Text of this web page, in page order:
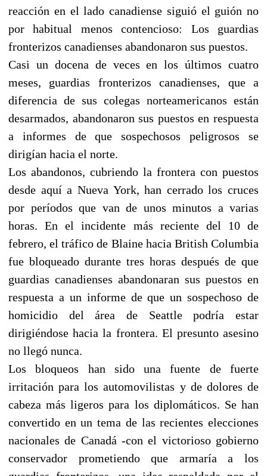
reacción en el lado canadiense siguió el guión no
por habitual menos contencioso: Los guardias
fronterizos canadienses abandonaron sus puestos.
Casi un docena de veces en los últimos cuatro
meses, guardias fronterizos canadienses, que a
diferencia de sus colegas norteamericanos están
desarmados, abandonaron sus puestos en respuesta
a informes de que sospechosos peligrosos se
dirigían hacia el norte.
Los abandonos, cubriendo la frontera con puestos
desde aquí a Nueva York, han cerrado los cruces
por períodos que van de unos minutos a varias
horas. En el incidente más reciente del 10 de
febrero, el tráfico de Blaine hacia British Columbia
fue bloqueado durante tres horas después de que
guardias canadienses abandonaran sus puestos en
respuesta a un informe de que un sospechoso de
homicidio del área de Seattle podría estar
dirigiéndose hacia la frontera. El presunto asesino
no llegó nunca.
Los bloqueos han sido una fuente de fuerte
irritación para los automovilistas y de dolores de
cabeza más ligeros para los diplomáticos. Se han
convertido en un tema de las recientes elecciones
nacionales de Canadá -con el victorioso gobierno
conservador prometiendo que armaría a los